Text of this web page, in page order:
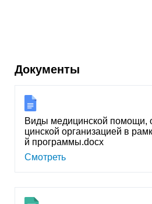
Документы
Виды медицинской помощи,
цинской организацией в
й программы.docx
Смотреть